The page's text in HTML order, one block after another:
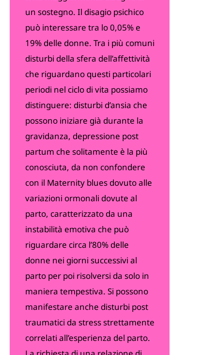
un sostegno. Il disagio psichico
può interessare tra lo 0,05% e
19% delle donne. Tra i più comuni
disturbi della sfera dell’affettività
che riguardano questi particolari
periodi nel ciclo di vita possiamo
distinguere: disturbi d’ansia che
possono iniziare già durante la
gravidanza, depressione post
partum che solitamente è la più
conosciuta, da non confondere
con il Maternity blues dovuto alle
variazioni ormonali dovute al
parto, caratterizzato da una
instabilità emotiva che può
riguardare circa l’80% delle
donne nei giorni successivi al
parto per poi risolversi da solo in
maniera tempestiva. Si possono
manifestare anche disturbi post
traumatici da stress strettamente
correlati all’esperienza del parto.